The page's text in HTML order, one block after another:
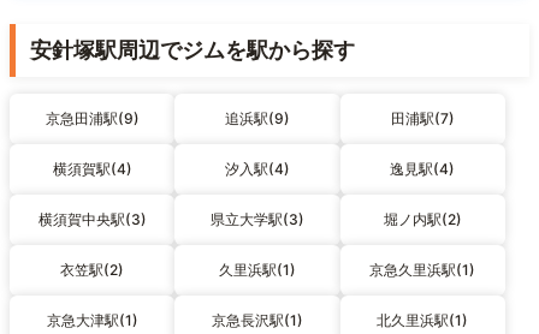
安針塚駅周辺でジムを駅から探す
京急田浦駅(9) 追浜駅(9) 田浦駅(7)
横須賀駅(4) 汐入駅(4) 逸見駅(4)
横須賀中央駅(3) 県立大学駅(3) 堀ノ内駅(2)
衣笠駅(2) 久里浜駅(1) 京急久里浜駅(1)
京急大津駅(1) 京急長沢駅(1) 北久里浜駅(1)